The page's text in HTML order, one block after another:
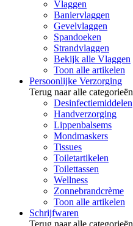
Vlaggen
Baniervlaggen
Gevelvlaggen
Spandoeken
Strandvlaggen
Bekijk alle Vlaggen
Toon alle artikelen
Persoonlijke Verzorging
Terug naar alle categorieën
Desinfectiemiddelen
Handverzorging
Lippenbalsems
Mondmaskers
Tissues
Toiletartikelen
Toilettassen
Wellness
Zonnebrandcrème
Toon alle artikelen
Schrijfwaren
Terug naar alle categorieën